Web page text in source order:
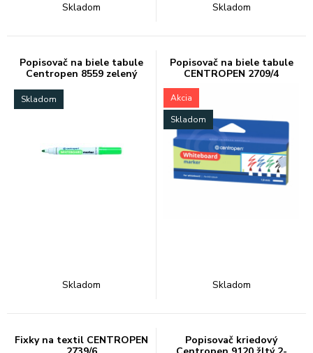
Skladom Skladom
Popisovač na biele tabule
Centropen 8559 zelený
Skladom
Skladom
Popisovač na biele tabule
CENTROPEN 2709/4
Akcia
Skladom
Skladom
Fixky na textil CENTROPEN
Popisovač kriedový